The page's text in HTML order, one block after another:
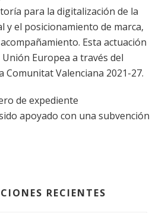
para la digitalización de la
y el posicionamiento de marca,
Esta actuación
Europea a través del
Comunitat Valenciana 2021-27.
de expediente
apoyado con una subvención
RECIENTES